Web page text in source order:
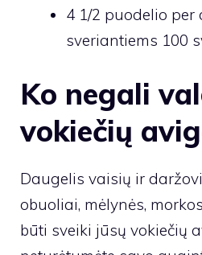
4 1/2 puodelio per
sveriantiems 100
Ko negali
vokiečių
Daugelis vaisių ir
obuoliai, mėlynės,
būti sveiki jūsų vokiečių